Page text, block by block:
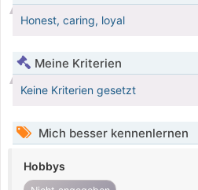
Honest, caring, loyal
Meine Kriterien
Keine Kriterien gesetzt
Mich besser kennenlernen
Hobbys